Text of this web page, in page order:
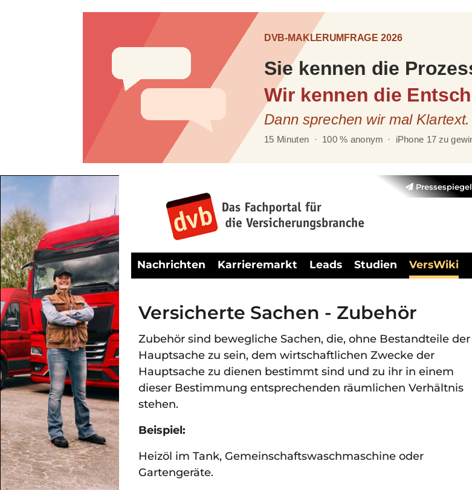
Pressespiegel
Nachrichten Karrieremarkt Leads Studien VersWiki
Versicherte Sachen - Zubehör
Zubehör sind bewegliche Sachen, die, ohne Bestandteile der
Hauptsache zu sein, dem wirtschaftlichen Zwecke der
Hauptsache zu dienen bestimmt sind und zu ihr in einem
dieser Bestimmung entsprechenden räumlichen Verhältnis
stehen.
Beispiel:
Heizöl im Tank, Gemeinschaftswaschmaschine oder
Gartengeräte.